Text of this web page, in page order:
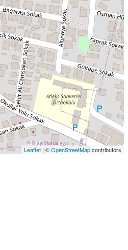
Leaflet | ©OpenStreetMapcontributors